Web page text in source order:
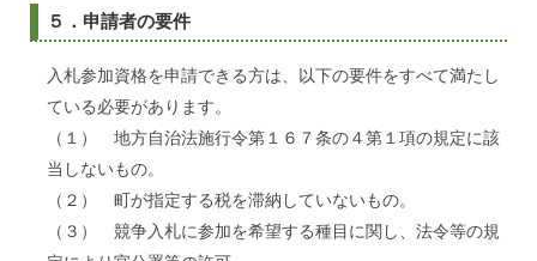
５．申請者の要件
入札参加資格を申請できる方は、以下の要件をすべて満たし
ている必要があります。
（１） 地方自治法施行令第１６７条の４第１項の規定に該
当しないもの。
（２） 町が指定する税を滞納していないもの。
（３） 競争入札に参加を希望する種目に関し、法令等の規